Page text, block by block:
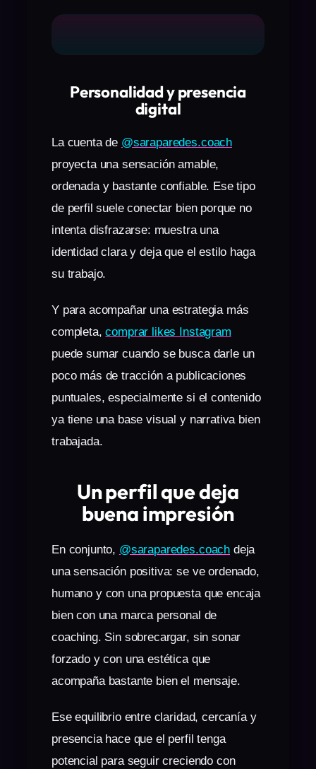
Personalidad y presencia
digital
La cuenta de @saraparedes.coach
proyecta una sensación amable,
ordenada y bastante confiable. Ese tipo
de perfil suele conectar bien porque no
intenta disfrazarse: muestra una
identidad clara y deja que el estilo haga
su trabajo.
Y para acompañar una estrategia más
completa,comprar likes Instagram
puede sumar cuando se busca darle un
poco más de tracción a publicaciones
puntuales, especialmente si el contenido
ya tiene una base visual y narrativa bien
trabajada.
Un perfil que deja
buena impresión
En conjunto, @saraparedes.coach deja
una sensación positiva: se ve ordenado,
humano y con una propuesta que encaja
bien con una marca personal de
coaching. Sin sobrecargar, sin sonar
forzado y con una estética que
acompaña bastante bien el mensaje.
Ese equilibrio entre claridad, cercanía y
presencia hace que el perfil tenga
potencial para seguir creciendo con